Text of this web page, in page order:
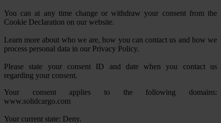
You can at any time change or withdraw your consent from the
Cookie Declaration on our website.
Learn more about who we are, how you can contact us and how we
process personal data in our Privacy Policy.
Please state your consent ID and date when you contact us
regarding your consent.
Your consent applies to the following domains:
www.solidcargo.com
Your current state: Deny.